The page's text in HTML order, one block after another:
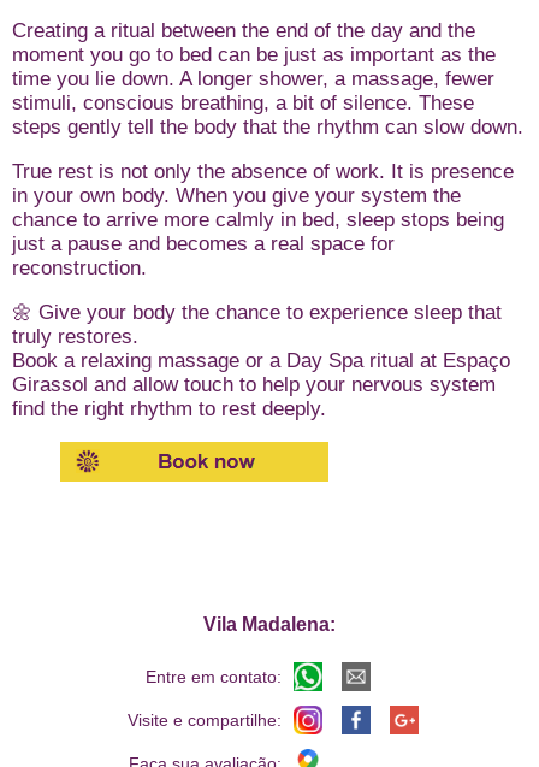
Creating a ritual between the end of the day and the
moment you go to bed can be just as important as the
time you lie down. A longer shower, a massage, fewer
stimuli, conscious breathing, a bit of silence. These
steps gently tell the body that the rhythm can slow down.
True rest is not only the absence of work. It is presence
in your own body. When you give your system the
chance to arrive more calmly in bed, sleep stops being
just a pause and becomes a real space for
reconstruction.
🌼 Give your body the chance to experience sleep that
truly restores.
Book a relaxing massage or a Day Spa ritual at Espaço
Girassol and allow touch to help your nervous system
find the right rhythm to rest deeply.
Vila Madalena:
Entre em contato:
Visite e compartilhe: